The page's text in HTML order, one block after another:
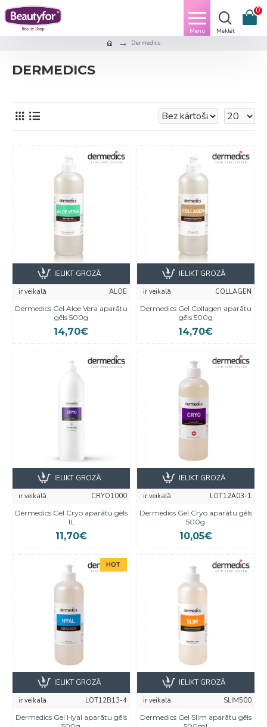
0
Dermedics
DERMEDICS
ir veikalā
ALOE
Dermedics Gel Aloe Vera aparātu
gēls 500g
14,70€
IELIKT GROZĀ
ir veikalā
COLLAGEN
Dermedics Gel Collagen aparātu
gēls 500g
14,70€
IELIKT GROZĀ
ir veikalā
CRYO1000
Dermedics Gel Cryo aparātu gēls
1L
11,70€
IELIKT GROZĀ
ir veikalā
LOT12A03-1
Dermedics Gel Cryo aparātu gēls
500g
10,05€
IELIKT GROZĀ
HOT
ir veikalā
LOT12B13-4
Dermedics Gel Hyal aparātu gēls
IELIKT GROZĀ
ir veikalā
SLIM500
Dermedics Gel Slim aparātu gēls
IELIKT GROZĀ